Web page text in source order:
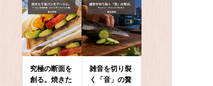
究極の断面を
創る。焼きた
雑音を切り裂
く「音」の贅